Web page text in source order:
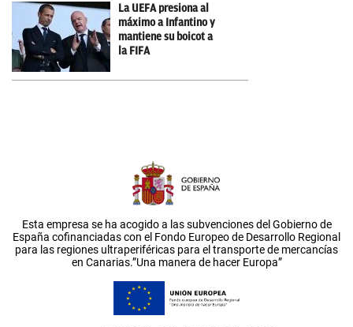
La UEFA presiona al
máximo a Infantino y
mantiene su boicot a
la FIFA
Esta empresa se ha acogido a las subvenciones del Gobierno de
España cofinanciadas con el Fondo Europeo de Desarrollo Regional
para las regiones ultraperiféricas para el transporte de mercancías
en Canarias.”Una manera de hacer Europa”